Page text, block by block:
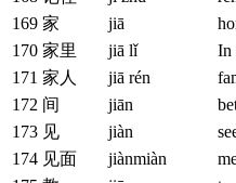
169 家 jiā
170 家里 jiā lǐ
In
171 家人 jiā rén
172 间 jiān
173 见 jiàn
174 见面 jiànmiàn